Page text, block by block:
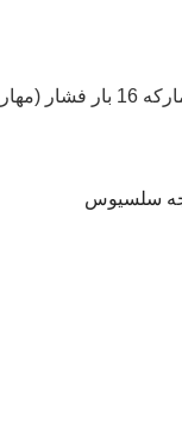
لرزه گیر لاستیکی ارتعاشات صنعتی ایران دو مارکه 16 بار فشار (مهار